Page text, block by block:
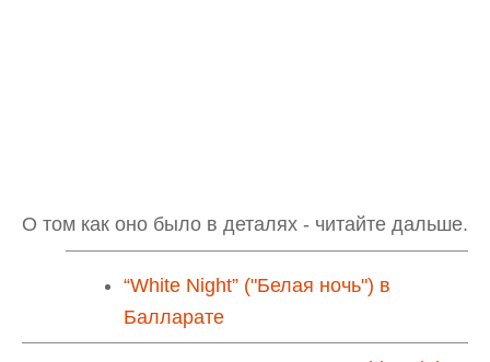
О том как оно было в деталях - читайте дальше.
“White Night” ("Белая ночь") в
Балларате